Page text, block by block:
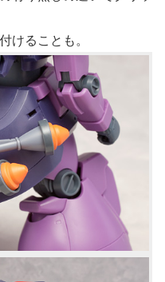
けることも。